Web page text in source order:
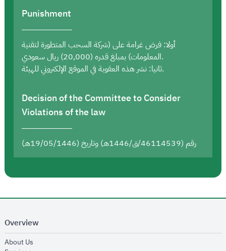
Punishment
أولا: فرض غرامة على (شركة السحب المتطورة لتقنية
المعلومات) بمبلغ قدره (20,000) ريال سعودي.
ثانيا: نشر هذه العقوبة في الموقع الإلكتروني للهيئة.
Decision of the Committee to Consider
Violations of the law
رقم (46114539/ق/1446هـ) وتاريخ (19/05/1446هـ)
Overview
About Us